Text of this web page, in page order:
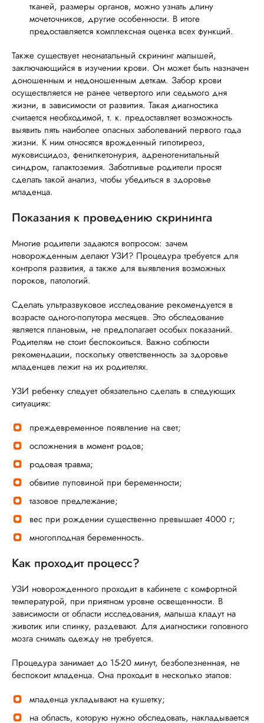
тканей, размеры органов, можно узнать длину
мочеточников, другие особенности. В итоге
предоставляется комплексная оценка всех функций.
Также существует неонатальный скрининг малышей,
заключающийся в изучении крови. Он может быть назначен
доношенным и недоношенным деткам. Забор крови
осуществляется не ранее четвертого или седьмого дня
жизни, в зависимости от развития. Такая диагностика
считается необходимой, т. к. предоставляет возможность
выявить пять наиболее опасных заболеваний первого года
жизни. К ним относятся врожденный гипотиреоз,
муковисцидоз, фенилкетонурия, адреногенитальный
синдром, галактоземия. Заботливые родители просят
сделать такой анализ, чтобы убедиться в здоровье
младенца.
Показания к проведению скрининга
Многие родители задаются вопросом: зачем
новорожденным делают УЗИ? Процедура требуется для
контроля развития, а также для выявления возможных
пороков, патологий.
Сделать ультразвуковое исследование рекомендуется в
возрасте одного-полутора месяцев. Это обследование
является плановым, не предполагает особых показаний.
Родителям не стоит беспокоиться. Важно соблюсти
рекомендации, поскольку ответственность за здоровье
младенцев лежит на их родителях.
УЗИ ребенку следует обязательно сделать в следующих
ситуациях:
преждевременное появление на свет;
осложнения в момент родов;
родовая травма;
обвитие пуповиной при беременности;
тазовое предлежание;
вес при рождении существенно превышает 4000 г;
многоплодная беременность.
Как проходит процесс?
УЗИ новорожденного проходит в кабинете с комфортной
температурой, при приятном уровне освещенности. В
зависимости от области исследования, малыша кладут на
животик или спинку, раздевают. Для диагностики головного
мозга снимать одежду не требуется.
Процедура занимает до 15-20 минут, безболезненная, не
беспокоит младенца. Она проходит в несколько этапов:
младенца укладывают на кушетку;
на область, которую нужно обследовать, накладывается